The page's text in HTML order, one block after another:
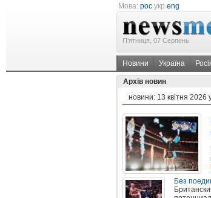
Мова: рос укр eng
П'ятниця, 07 Серпень
Новини Україна
Архів новин
новини: 13 квітня 2026
Без